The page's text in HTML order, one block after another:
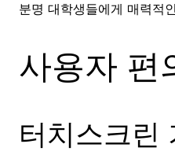
분명 대학생들에게 매력적
사용자 편
터치스크린